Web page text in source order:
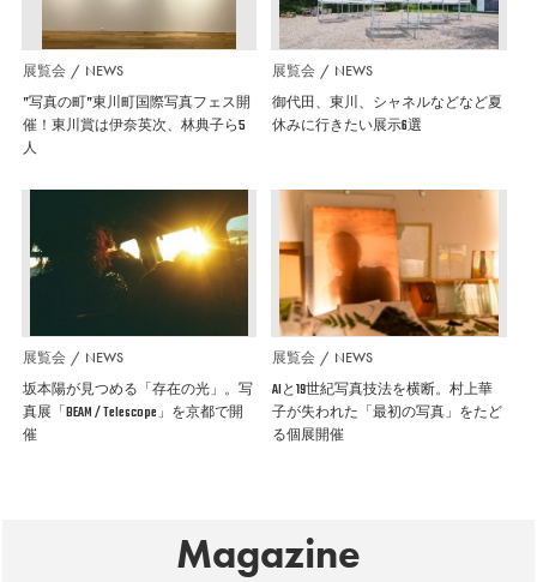
展覧会 NEWS
”写真の町”東川町国際写真フェス開
催！東川賞は伊奈英次、林典子ら5
人
展覧会 NEWS
御代田、東川、シャネルなどなど夏
休みに行きたい展示6選
展覧会 NEWS
坂本陽が見つめる「存在の光」。写
真展「BEAM / Telescope」を京都で開
催
展覧会 NEWS
AIと19世紀写真技法を横断。村上華
子が失われた「最初の写真」をたど
る個展開催
Magazine